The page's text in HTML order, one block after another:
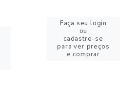
Faça seu login
ou
cadastre-se
para ver preços
e comprar